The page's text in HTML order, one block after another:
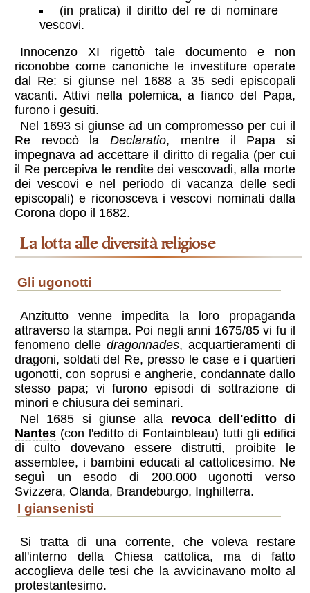
(in pratica) il diritto del re di nominare
vescovi.
Innocenzo XI rigettò tale documento e non
riconobbe come canoniche le investiture operate
dal Re: si giunse nel 1688 a 35 sedi episcopali
vacanti. Attivi nella polemica, a fianco del Papa,
furono i gesuiti.
Nel 1693 si giunse ad un compromesso per cui il
Re revocò laDeclaratio, mentre il Papa si
impegnava ad accettare il diritto di regalia (per cui
il Re percepiva le rendite dei vescovadi, alla morte
dei vescovi e nel periodo di vacanza delle sedi
episcopali) e riconosceva i vescovi nominati dalla
Corona dopo il 1682.
la lotta alle diversità religiose
gli ugonotti
Anzitutto venne impedita la loro propaganda
attraverso la stampa. Poi negli anni 1675/85 vi fu il
fenomeno delle dragonnades, acquartieramenti di
dragoni, soldati del Re, presso le case e i quartieri
ugonotti, con soprusi e angherie, condannate dallo
stesso papa; vi furono episodi di sottrazione di
minori e chiusura dei seminari.
Nel 1685 si giunse alla revoca dell'editto di
Nantes(con l'editto di Fontainbleau) tutti gli edifici
di culto dovevano essere distrutti, proibite le
assemblee, i bambini educati al cattolicesimo. Ne
seguì un esodo di 200.000 ugonotti verso
Svizzera, Olanda, Brandeburgo, Inghilterra.
i giansenisti
Si tratta di una corrente, che voleva restare
all'interno della Chiesa cattolica, ma di fatto
accoglieva delle tesi che la avvicinavano molto al
protestantesimo.